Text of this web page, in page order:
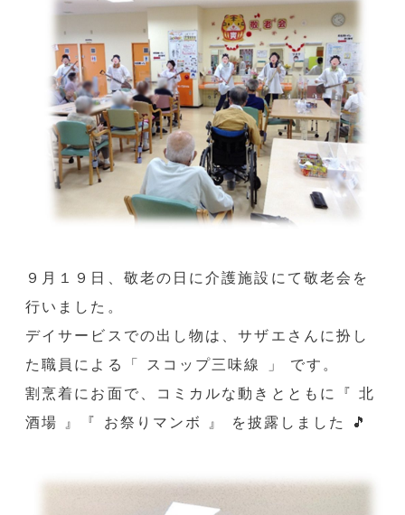
９月１９日、敬老の日に介護施設にて敬老会を
行いました。
デイサービスでの出し物は、サザエさんに扮し
た職員による「 スコップ三味線 」 です。
割烹着にお面で、コミカルな動きとともに『 北
酒場 』『 お祭りマンボ 』 を披露しました 🎵